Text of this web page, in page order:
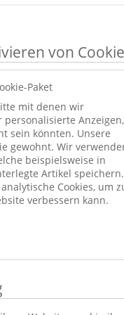
von
Paket
mit denen wir
personalisierte Anzeigen,
sein könnten. Unsere
gewohnt. Wir
beispielsweise in
Artikel speichern.
Cookies, um
verbessern kann.